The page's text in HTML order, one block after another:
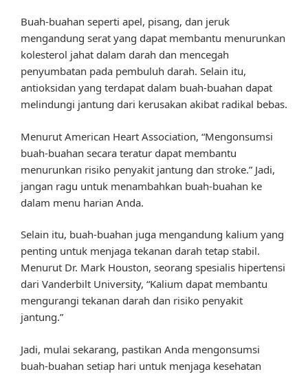
Buah-buahan seperti apel, pisang, dan jeruk
mengandung serat yang dapat membantu menurunkan
kolesterol jahat dalam darah dan mencegah
penyumbatan pada pembuluh darah. Selain itu,
antioksidan yang terdapat dalam buah-buahan dapat
melindungi jantung dari kerusakan akibat radikal bebas.
Menurut American Heart Association, “Mengonsumsi
buah-buahan secara teratur dapat membantu
menurunkan risiko penyakit jantung dan stroke.” Jadi,
jangan ragu untuk menambahkan buah-buahan ke
dalam menu harian Anda.
Selain itu, buah-buahan juga mengandung kalium yang
penting untuk menjaga tekanan darah tetap stabil.
Menurut Dr. Mark Houston, seorang spesialis hipertensi
dari Vanderbilt University, “Kalium dapat membantu
mengurangi tekanan darah dan risiko penyakit
jantung.”
Jadi, mulai sekarang, pastikan Anda mengonsumsi
buah-buahan setiap hari untuk menjaga kesehatan